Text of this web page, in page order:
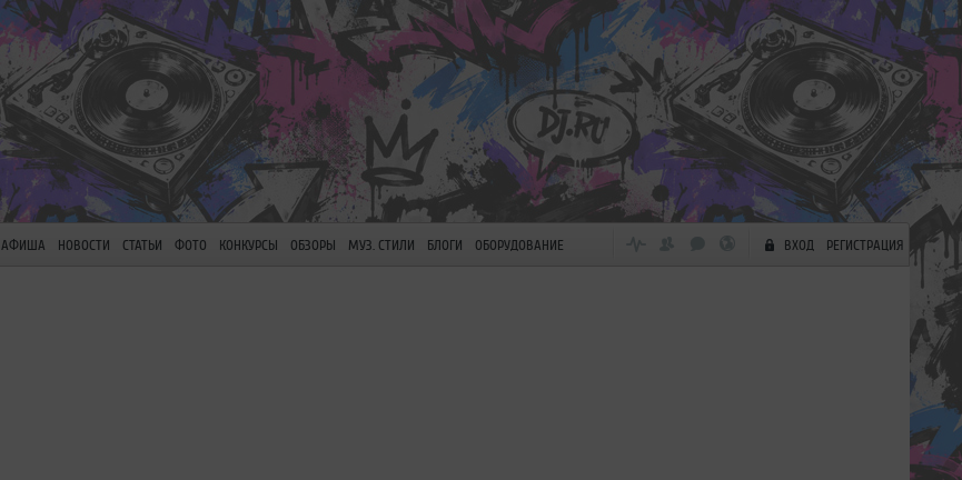
АФИША НОВОСТИ СТАТЬИ ФОТО КОНКУРСЫ ОБЗОРЫ МУЗ. СТИЛИ БЛОГИ ОБОРУДОВАНИЕ ВХОД РЕГИСТРАЦИЯ